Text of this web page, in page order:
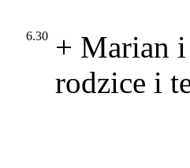
6.30
+ Marian i
rodzice i